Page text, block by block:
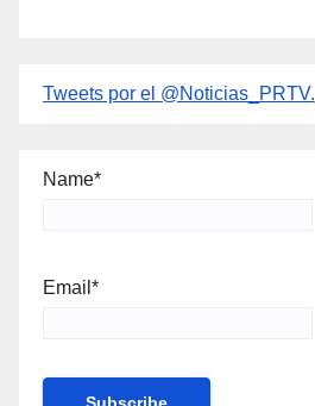
Tweets por el @Noticias_PRTV.
Name*
Email*